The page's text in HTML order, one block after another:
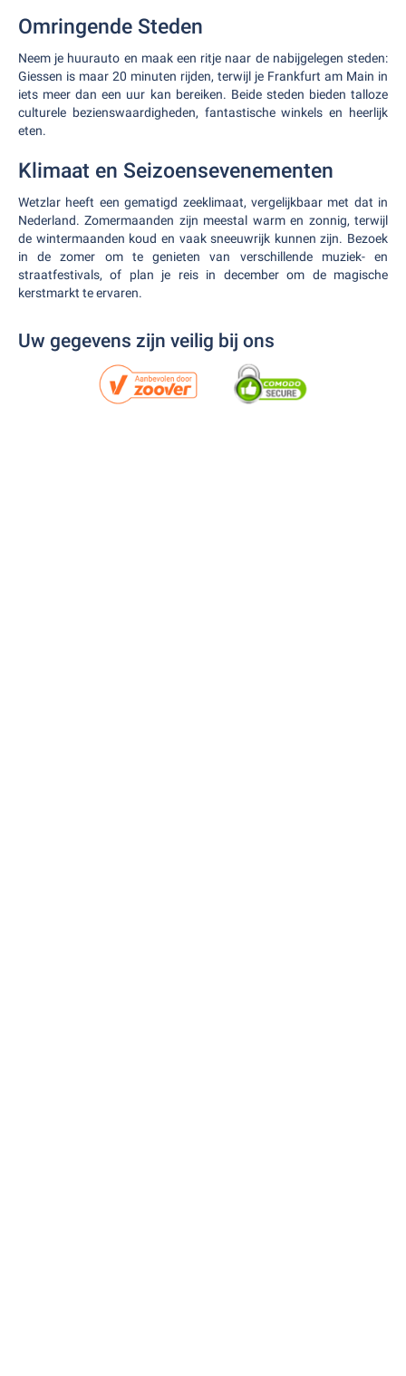
Omringende Steden
Neem je huurauto en maak een ritje naar de nabijgelegen steden:
Giessen is maar 20 minuten rijden, terwijl je Frankfurt am Main in
iets meer dan een uur kan bereiken. Beide steden bieden talloze
culturele bezienswaardigheden, fantastische winkels en heerlijk
eten.
Klimaat en Seizoensevenementen
Wetzlar heeft een gematigd zeeklimaat, vergelijkbaar met dat in
Nederland. Zomermaanden zijn meestal warm en zonnig, terwijl
de wintermaanden koud en vaak sneeuwrijk kunnen zijn. Bezoek
in de zomer om te genieten van verschillende muziek- en
straatfestivals, of plan je reis in december om de magische
kerstmarkt te ervaren.
Uw gegevens zijn veilig bij ons